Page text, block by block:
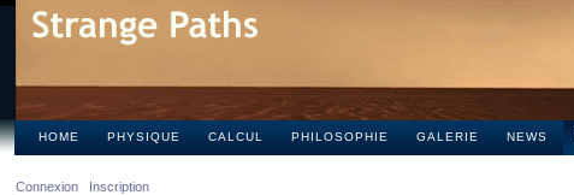
HOME PHYSIQUE CALCUL PHILOSOPHIE GALERIE NEWS
Connexion Inscription